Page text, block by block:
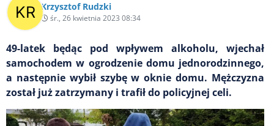
Krzysztof Rudzki
śr., 26 kwietnia 2023 08:34
49-latek będąc pod wpływem alkoholu, wjechał
samochodem w ogrodzenie domu jednorodzinnego,
a następnie wybił szybę w oknie domu. Mężczyzna
został już zatrzymany i trafił do policyjnej celi.